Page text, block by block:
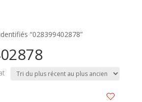
“028399402878”